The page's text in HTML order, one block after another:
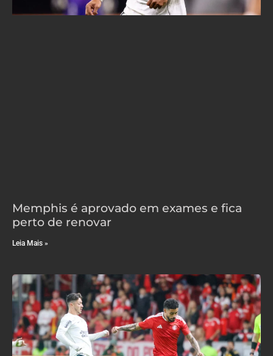
Memphis é aprovado em exames e fica
perto de renovar
Leia Mais »